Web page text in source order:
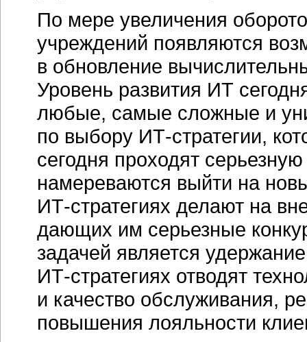
По мере увеличения
учреждений появляются
в обновление
Уровень развития ИТ
любые, самые сложные и
по выбору ИТ-стратегии,
сегодня проходят
намереваются выйти на
ИТ-стратегиях делают на
дающих им серьезные
задачей является
ИТ-стратегиях отводят
и качество обслуживания,
повышения лояльности